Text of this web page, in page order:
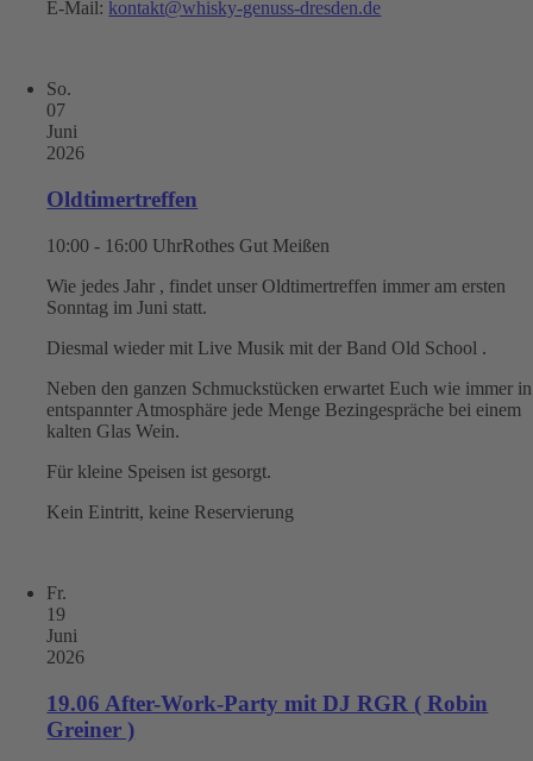
E-Mail: kontakt@whisky-genuss-dresden.de
So.
07
Juni
2026
Oldtimertreffen
10:00 - 16:00 UhrRothes Gut Meißen
Wie jedes Jahr , findet unser Oldtimertreffen immer am ersten
Sonntag im Juni statt.
Diesmal wieder mit Live Musik mit der Band Old School .
Neben den ganzen Schmuckstücken erwartet Euch wie immer in
entspannter Atmosphäre jede Menge Bezingespräche bei einem
kalten Glas Wein.
Für kleine Speisen ist gesorgt.
Kein Eintritt, keine Reservierung
Fr.
19
Juni
2026
19.06 After-Work-Party mit DJ RGR ( Robin
Greiner )